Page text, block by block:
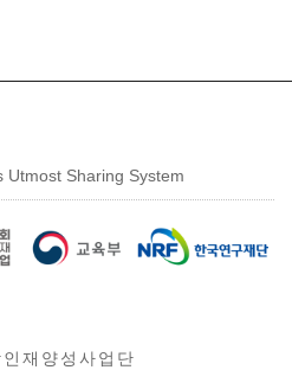
Utmost Sharing System
재양성사업단